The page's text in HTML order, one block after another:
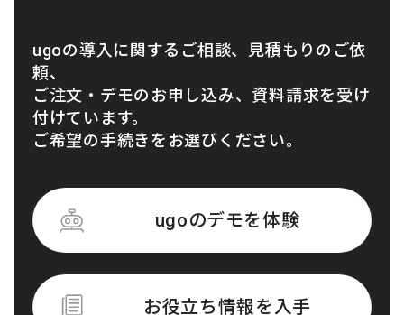
ugoの導入に関するご相談、見積もりのご依
頼、
ご注文・デモのお申し込み、資料請求を受け
付けています。
ご希望の手続きをお選びください。
ugoのデモを体験
お役立ち情報を入手